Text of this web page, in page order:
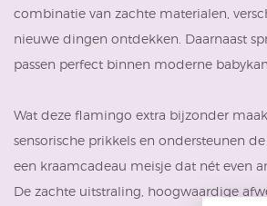
combinatie van zachte materialen,
nieuwe dingen ontdekken. Daarnaast
passen perfect binnen moderne
Wat deze flamingo extra bijzonder
sensorische prikkels en ondersteunen
een kraamcadeau meisje dat nét even
De zachte uitstraling, hoogwaardige